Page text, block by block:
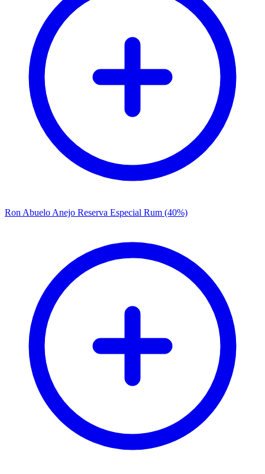
Ron Abuelo Anejo Reserva Especial Rum (40%)